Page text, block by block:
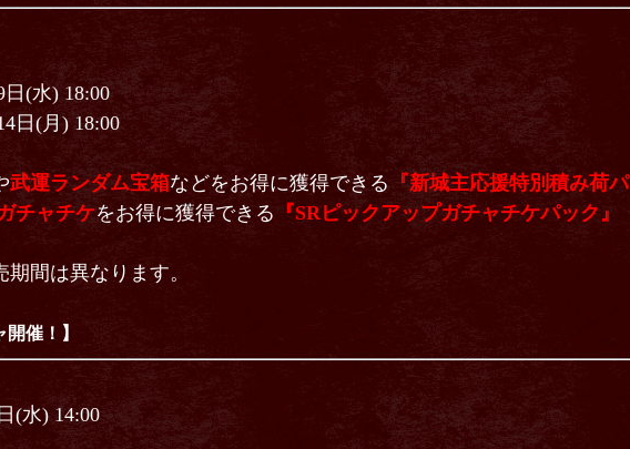
(水) 18:00
日(月) 18:00
武運ランダム宝箱などをお得に獲得できる 『新城主応援特別積み荷パ
チャチケをお得に獲得できる 『SRピックアップガチャチケパック』
間は異なります。
催！】
(水) 14:00